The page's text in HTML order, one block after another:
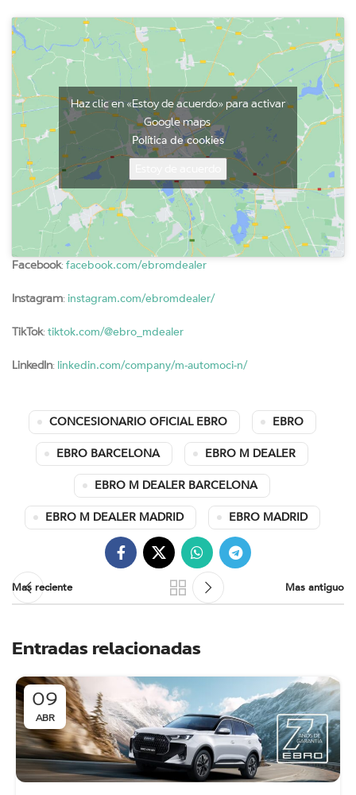
Haz clic en «Estoy de acuerdo» para activar
Google maps
Política de cookies
Facebook: facebook.com/ebromdealer
Instagram: instagram.com/ebromdealer/
TikTok: tiktok.com/@ebro_mdealer
LinkedIn: linkedin.com/company/m-automoci-n/
CONCESIONARIO OFICIAL EBRO EBRO
EBRO BARCELONA EBRO M DEALER
EBRO M DEALER BARCELONA
EBRO M DEALER MADRID EBRO MADRID
Mas reciente Mas antiguo
Entradas relacionadas
09
ABR